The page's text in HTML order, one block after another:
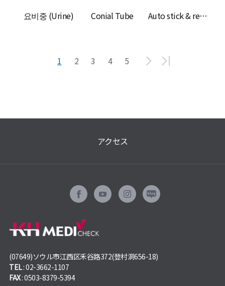
요비중 (Urine) Conial Tube Auto stick & refractometer
1 2 3 4 5
アクセス
(07649)ソウル市江西区禾谷路372(登村洞656-18)
TEL: 02-3662-1107
FAX: 0503-8379-5394